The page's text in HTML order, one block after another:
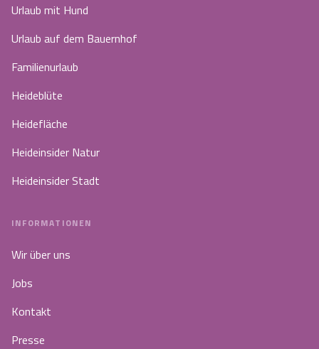
Urlaub mit Hund
Urlaub auf dem Bauernhof
Familienurlaub
Heideblüte
Heidefläche
Heideinsider Natur
Heideinsider Stadt
INFORMATIONEN
Wir über uns
Jobs
Kontakt
Presse